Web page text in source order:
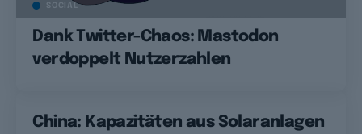
SOCIAL
Dank Twitter-Chaos: Mastodon
verdoppelt Nutzerzahlen
China: Kapazitäten aus Solaranlagen